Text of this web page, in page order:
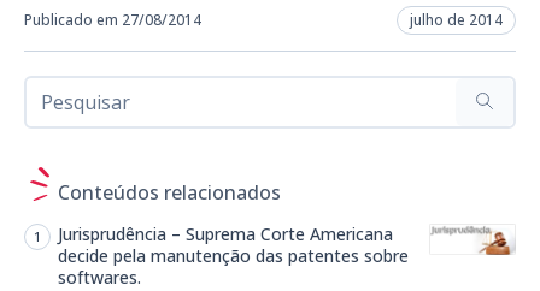
Publicado em 27/08/2014 julho de 2014
Conteúdos relacionados
Jurisprudência – Suprema Corte Americana
decide pela manutenção das patentes sobre
softwares.